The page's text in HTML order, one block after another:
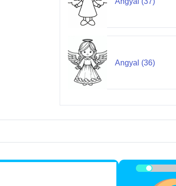
Angyal (36)